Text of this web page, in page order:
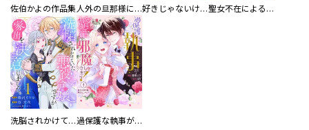
佐伯かよの作品集 人外の旦那様に娶られ毎晩ナカまで愛される…。アンソロジー 好きじゃないけど、抱いてください【電子単行本版／特典おまけ付き】 聖女不在による仮初め婚なのに、不器用な王太子に溺愛されています【電子単行本版／特典おまけ付き】
洗脳されかけていた悪役令嬢ですが家出を決意しました。【電子単行本版／特典おまけ付き】 過保護な執事が私の婚活を邪魔してきます！ 分冊版